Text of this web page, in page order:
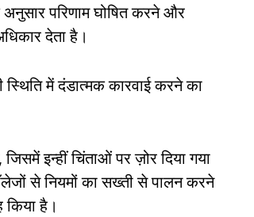
परिणाम घोषित करने और
देता है।
में दंडात्मक कारवाई करने का
इन्हीं चिंताओं पर ज़ोर दिया गया
से नियमों का सख्ती से पालन करने
है।